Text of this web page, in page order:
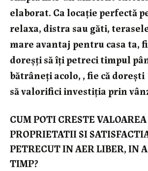
elaborat. Ca locație perfectă
relaxa, distra sau găti,
mare avantaj pentru casa ta,
doreșți să îți petreci timpul
bătrâneți acolo, , fie că dorești
să valorifici investiția prin
CUM POTI CRESTE VALOAREA
PROPRIETATII SI
PETRECUT IN AER LIBER, IN
TIMP?